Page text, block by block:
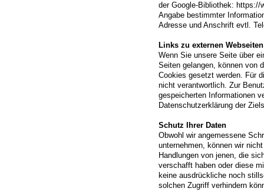
der Google-Bibliothek: https://
Angabe bestimmter
Adresse und Anschrift evtl.
Links zu externen Webseiten
Wenn Sie unsere Seite über
Seiten gelangen, können von
Cookies gesetzt werden. Für
nicht verantwortlich. Zur
gespeicherten Informationen
Datenschutzerklärung der
Schutz Ihrer Daten
Obwohl wir angemessene
unternehmen, können wir
Handlungen von jenen, die
verschafft haben oder diese
keine ausdrückliche noch
solchen Zugriff verhindern